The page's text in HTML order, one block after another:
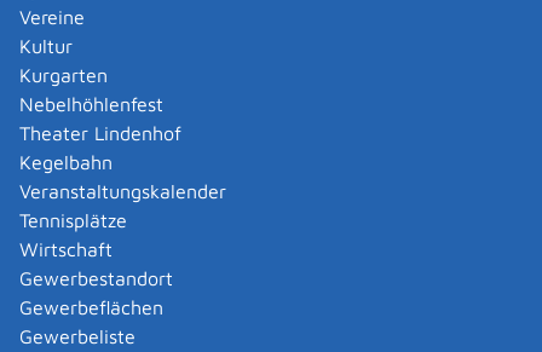
Vereine
Kultur
Kurgarten
Nebelhöhlenfest
Theater Lindenhof
Kegelbahn
Veranstaltungskalender
Tennisplätze
Wirtschaft
Gewerbestandort
Gewerbeflächen
Gewerbeliste
Sebastian Herrmann
Tel. 07128/925-36
Fax: 07128/925-50
s.herrmann@sonnenbuehl.de
Der Gemeindeverband Alb-
Wasserversorgungsgruppe XV - Erpfgruppe hat
folgenden Zuschlag erteilt:
Es handelt sich um beschränkte Ausschreibungen:
Wasserwerk Erpfingen
Leistung: